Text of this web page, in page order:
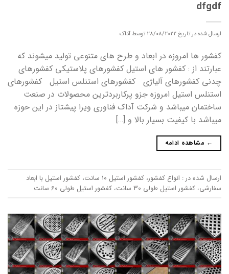
dfgdf
ارسال شده در تاریخ28/08/2022 توسط آداک
کفشور ها امروزه در ابعاد و طرح های متنوعی تولید میشوند که
عبارتند از : کفشور های استیل کفشورهای پلاستیکی کفشورهای
چدنی کفشورهای آلیاژی کفشورهای استنلس استیل کفشورهای
استنلس استیل امروزه جزو پرکاربردترین محصولات در صنعت
ساختمان میباشد و شرکت آداک فناوری ویرا پیشتاز در این حوزه
میباشد با کیفیت بسیار بالا و […]
← مشاهده ادامه
ارسال شده در : انواع کفشور، کفشور استیل 10 سانت ، کفشور استیل با ابعاد
سفارشی، کفشور استیل طولی 30 سانت ، کفشور استیل طولی 60 سانت